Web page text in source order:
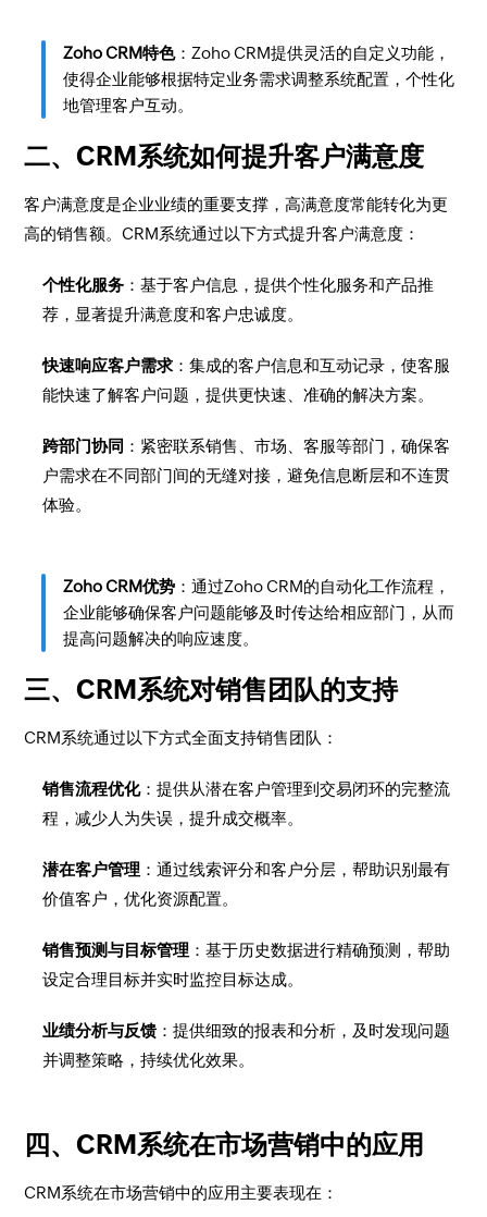
Zoho CRM特色：Zoho CRM提供灵活的自定义功能，
使得企业能够根据特定业务需求调整系统配置，个性化
地管理客户互动。
二、CRM系统如何提升客户满意度
客户满意度是企业业绩的重要支撑，高满意度常能转化为更
高的销售额。CRM系统通过以下方式提升客户满意度：
个性化服务 ：基于客户信息，提供个性化服务和产品推
荐，显著提升满意度和客户忠诚度。
快速响应客户需求 ：集成的客户信息和互动记录，使客服
能快速了解客户问题，提供更快速、准确的解决方案。
跨部门协同 ：紧密联系销售、市场、客服等部门，确保客
户需求在不同部门间的无缝对接，避免信息断层和不连贯
体验。
Zoho CRM优势 ：通过Zoho CRM的自动化工作流程，
企业能够确保客户问题能够及时传达给相应部门，从而
提高问题解决的响应速度。
三、CRM系统对销售团队的支持
CRM系统通过以下方式全面支持销售团队：
销售流程优化：提供从潜在客户管理到交易闭环的完整流
程，减少人为失误，提升成交概率。
潜在客户管理 ：通过线索评分和客户分层，帮助识别最有
价值客户，优化资源配置。
销售预测与目标管理 ：基于历史数据进行精确预测，帮助
设定合理目标并实时监控目标达成。
业绩分析与反馈：提供细致的报表和分析，及时发现问题
并调整策略，持续优化效果。
四、CRM系统在市场营销中的应用
CRM系统在市场营销中的应用主要表现在：